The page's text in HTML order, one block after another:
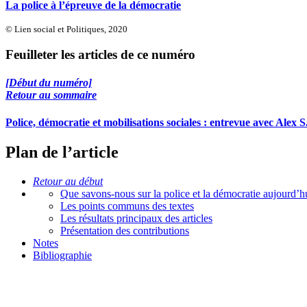
La police à l’épreuve de la démocratie
© Lien social et Politiques, 2020
Feuilleter les articles de ce numéro
[Début du numéro]
Retour au sommaire
Police, démocratie et mobilisations sociales : entrevue avec Alex
Plan de l’article
Retour au début
Que savons-nous sur la police et la démocratie
Les points communs des textes
Les résultats principaux des articles
Présentation des contributions
Notes
Bibliographie